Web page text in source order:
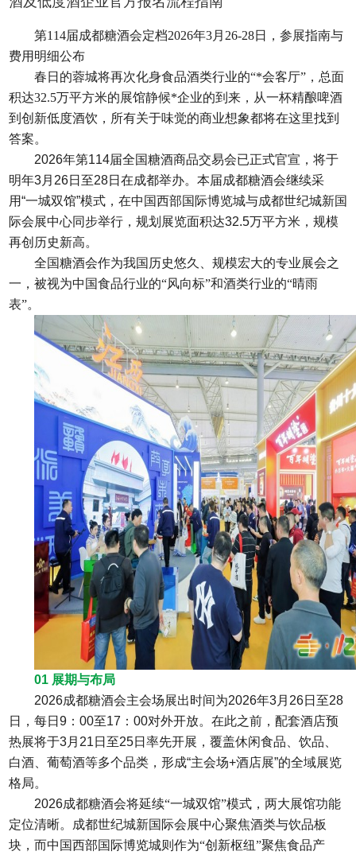
第114届成都糖酒会定档2026年3月26-28日，参展指南与
费用明细公布
春日的蓉城将再次化身食品酒类行业的“*会客厅”，总面
积达32.5万平方米的展馆静候*企业的到来，从一杯精酿啤酒
到创新低度酒饮，所有关于味觉的商业想象都将在这里找到
答案。
2026年第114届全国糖酒商品交易会已正式官宣，将于
明年3月26日至28日在成都举办。本届成都糖酒会继续采
用“一城双馆”模式，在中国西部国际博览城与成都世纪城新国
际会展中心同步举行，规划展览面积达32.5万平方米，规模
再创历史新高。
全国糖酒会作为我国历史悠久、规模宏大的专业展会之
一，被视为中国食品行业的“风向标”和酒类行业的“晴雨
表”。
01 展期与布局
2026成都糖酒会主会场展出时间为2026年3月26日至28
日，每日9：00至17：00对外开放。在此之前，配套酒店预
热展将于3月21日至25日率先开展，覆盖休闲食品、饮品、
白酒、葡萄酒等多个品类，形成“主会场+酒店展”的全域展览
格局。
2026成都糖酒会将延续“一城双馆”模式，两大展馆功能
定位清晰。成都世纪城新国际会展中心聚焦酒类与饮品板
块，而中国西部国际博览城则作为“创新枢纽”聚焦食品产